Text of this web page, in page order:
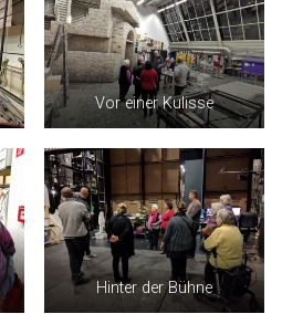
Vor einer Kulisse
Hinter der Bühne